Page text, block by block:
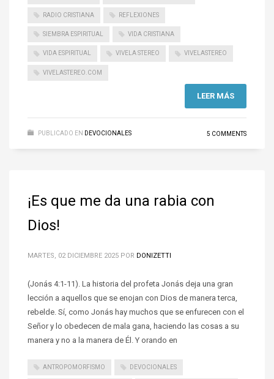
RADIO CRISTIANA REFLEXIONES
SIEMBRA ESPIRITUAL VIDA CRISTIANA
VIDA ESPIRITUAL VIVELA STEREO VIVELASTEREO
VIVELASTEREO.COM
LEER MÁS
PUBLICADO EN DEVOCIONALES 5 COMMENTS
¡Es que me da una rabia con
Dios!
MARTES, 02 DICIEMBRE 2025 POR DONIZETTI
(Jonás 4:1-11). La historia del profeta Jonás deja una gran
lección a aquellos que se enojan con Dios de manera terca,
rebelde. Sí, como Jonás hay muchos que se enfurecen con el
Señor y lo obedecen de mala gana, haciendo las cosas a su
manera y no a la manera de Él. Y orando en
ANTROPOMORFISMO DEVOCIONALES